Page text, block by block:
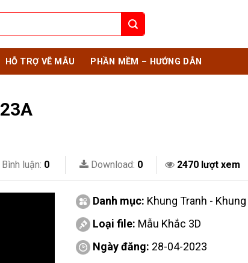
HỖ TRỢ VẼ MẪU PHẦN MỀM – HƯỚNG DẪN
luận: 0 Download: 0 2470 lượt xem
Danh mục: Khung Tranh -
Loại file: Mẫu Khắc 3D
Ngày đăng: 28-04-2023